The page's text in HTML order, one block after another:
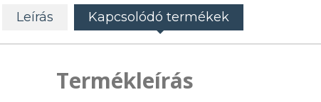
Leírás Kapcsolódó termékek
Termékleírás